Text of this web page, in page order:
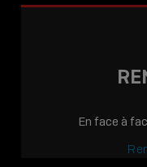
En face à